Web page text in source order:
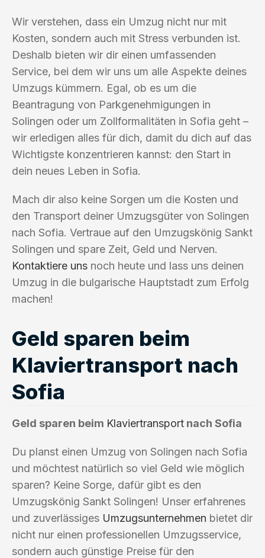
Wir verstehen, dass ein Umzug nicht nur mit
Kosten, sondern auch mit Stress verbunden ist.
Deshalb bieten wir dir einen umfassenden
Service, bei dem wir uns um alle Aspekte deines
Umzugs kümmern. Egal, ob es um die
Beantragung von Parkgenehmigungen in
Solingen oder um Zollformalitäten in Sofia geht –
wir erledigen alles für dich, damit du dich auf das
Wichtigste konzentrieren kannst: den Start in
dein neues Leben in Sofia.
Mach dir also keine Sorgen um die Kosten und
den Transport deiner Umzugsgüter von Solingen
nach Sofia. Vertraue auf den Umzugskönig Sankt
Solingen und spare Zeit, Geld und Nerven.
Kontaktiere uns noch heute und lass uns deinen
Umzug in die bulgarische Hauptstadt zum Erfolg
machen!
Geld sparen beim
Klaviertransport nach
Sofia
Geld sparen beim Klaviertransport nach Sofia
Du planst einen Umzug von Solingen nach Sofia
und möchtest natürlich so viel Geld wie möglich
sparen? Keine Sorge, dafür gibt es den
Umzugskönig Sankt Solingen! Unser erfahrenes
und zuverlässiges Umzugsunternehmen bietet dir
nicht nur einen professionellen Umzugsservice,
sondern auch günstige Preise für den